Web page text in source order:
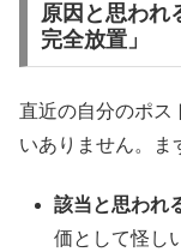
原因と思われ
完全放置」
直近の自分のポス
いありません。ま
該当と思われ
価として怪し